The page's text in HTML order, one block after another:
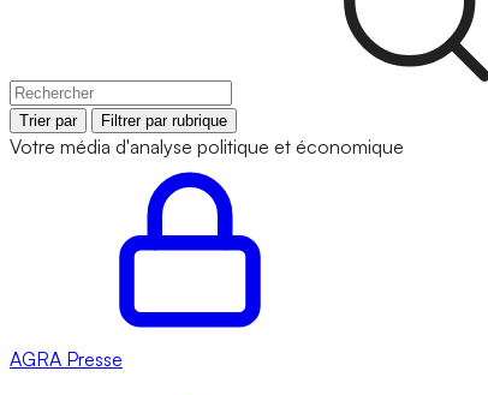
Trier par Filtrer par rubrique
Votre média d'analyse politique et économique
AGRA Presse